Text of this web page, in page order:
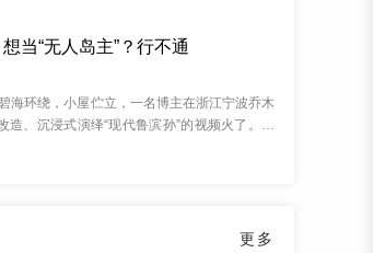
门参，一套大数据法律监督模型对此最先产生
当“无人岛主”？行不通
海环绕，小屋伫立，一名博主在浙江宁波乔木
造、沉浸式演绎“现代鲁滨孙”的视频火了。很
”就是“无主地”，实则不然。无居民海岛属于...
更多